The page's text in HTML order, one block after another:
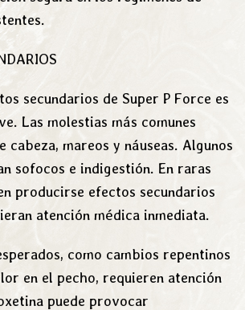
secundarios de Super P Force es
Las molestias más comunes
cabeza, mareos y náuseas. Algunos
sofocos e indigestión. En raras
producirse efectos secundarios
atención médica inmediata.
como cambios repentinos
en el pecho, requieren atención
puede provocar